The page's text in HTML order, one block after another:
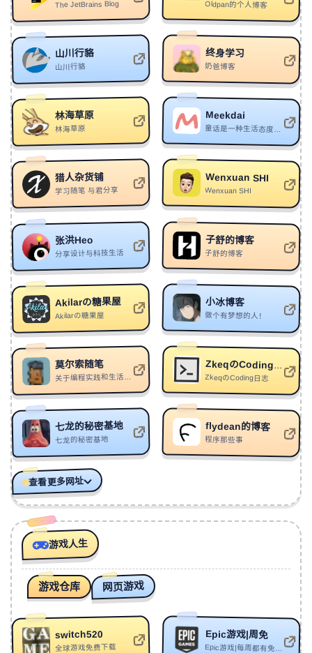
341 在哪里 来一碗老于
342 90 Pompeya
343 FREAK4TURE Grioten/Yung Zime/Sayfalse
344 TANGOIST
345
346 予你一生 阮妍霏/邓雨鸿
348 无挂碍 音速行星
349 《Rhythm Player》#节奏玩家-采样6，7 Khun刘坤
350 Shouldn't Have to Be Like That Fra Lippo Lippi
351 Bad News
352 晚点再爱
353
354 BUT 微城/Victorm
355 花凯/VodKe/HSHK/人面兽心
356 MASİN Arcturus
357 Sirens Imagine Dragons
358 The Ballet Girl Aden Foyer
The Very Very Very Strongest! - Drums Of Liberation
Version Carameii
360 Free Sad Piano Type Beat - "KNØW Pt.7"
EVO MUSIC/Siren/ZS beatz/Furyl/4_Chords
361 lll Do lt (PHONK) HSHK/VodKe
362 next to you
363 What U Do Siks
364 【售断】"一 生 一 世" - Tropical House Summer Guitar
Janken
366 Mary Jane
367 超负荷记忆 Overloaded Memories
369 anything! MUPP/Sadfriendd
The JetBrains Blog Oldpan的个人博客
山川行貉
山川行貉
终身学习
奶爸博客
林海草原
林海草原
Meekdai
童话是一种生活态度，仅此而已。
猎人杂货铺
学习随笔 与君分享
Wenxuan SHI
Wenxuan SHI
张洪Heo
分享设计与科技生活
子舒的博客
子舒的博客
Akilarの糖果屋
Akilarの糖果屋
小冰博客
做个有梦想的人！
莫尔索随笔
关于编程实践和生活思考的一些记录
ZkeqのCoding日志
ZkeqのCoding日志
七龙的秘密基地
七龙的秘密基地
flydean的博客
程序那些事
查看更多网址
游戏人生
游戏仓库 网页游戏
switch520
全球游戏免费下载
Epic游戏|周免